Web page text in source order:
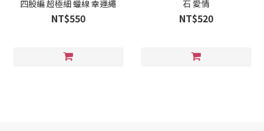
四股編 超極細 蠟線 幸運繩
NT$550
石 愛情
NT$520